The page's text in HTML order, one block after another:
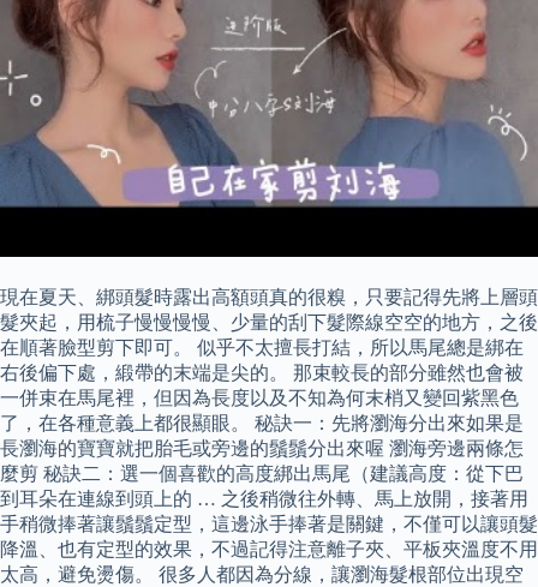
現在夏天、綁頭髮時露出高額頭真的很糗，只要記得先將上層頭
髮夾起，用梳子慢慢慢慢、少量的刮下髮際線空空的地方，之後
在順著臉型剪下即可。 似乎不太擅長打結，所以馬尾總是綁在
右後偏下處，緞帶的末端是尖的。 那束較長的部分雖然也會被
一併束在馬尾裡，但因為長度以及不知為何末梢又變回紫黑色
了，在各種意義上都很顯眼。 秘訣一：先將瀏海分出來如果是
長瀏海的寶寶就把胎毛或旁邊的鬚鬚分出來喔 瀏海旁邊兩條怎
麼剪 秘訣二：選一個喜歡的高度綁出馬尾（建議高度：從下巴
到耳朵在連線到頭上的 … 之後稍微往外轉、馬上放開，接著用
手稍微捧著讓鬚鬚定型，這邊泳手捧著是關鍵，不僅可以讓頭髮
降溫、也有定型的效果，不過記得注意離子夾、平板夾溫度不用
太高，避免燙傷。 很多人都因為分線，讓瀏海髮根部位出現空